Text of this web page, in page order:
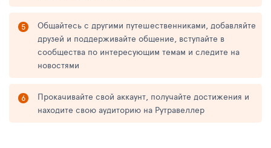
Общайтесь с другими путешественниками, добавляйте
друзей и поддерживайте общение, вступайте в
сообщества по интересующим темам и следите на
новостями
Прокачивайте свой аккаунт, получайте достижения и
находите свою аудиторию на Рутравеллер